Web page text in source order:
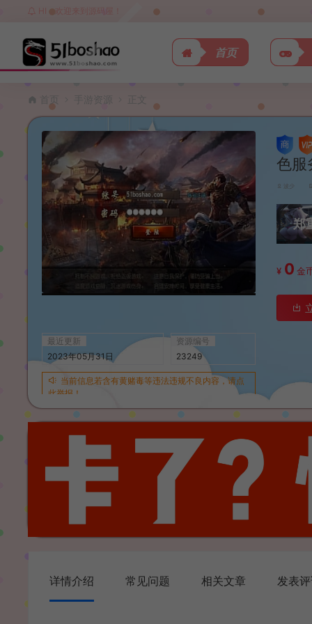
HI，欢迎来到源码屋！
首页
首页 手游资源 正文
最近更新
2023年05月31日
资源编号
23249
当前信息若含有黄赌毒等违法违规不良内容，请点
此举报！
色服
波少
郑
¥ 0 金
详情介绍 常见问题 相关文章 发表